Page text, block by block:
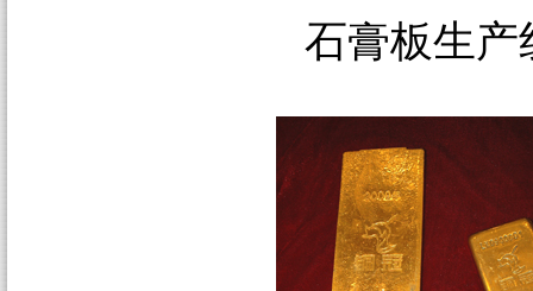
石膏板生产